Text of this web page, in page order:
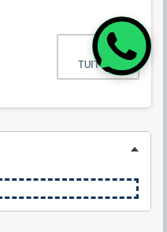
TUITEAR